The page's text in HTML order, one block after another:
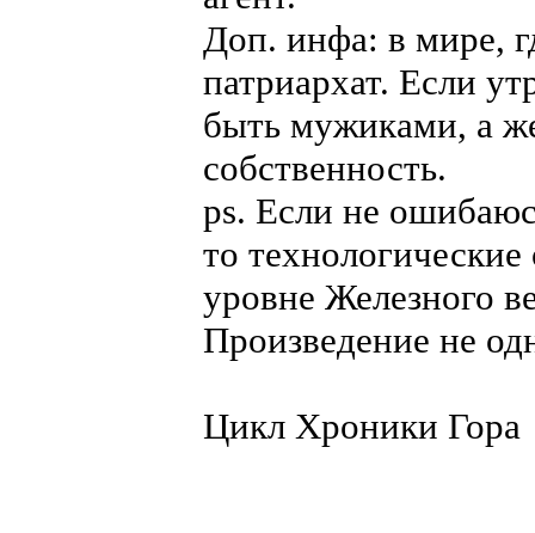
Доп. инфа: в мире,
патриархат. Если
быть мужиками, а
собственность.
ps. Если не
то
уровне Железного
Произведение не
Цикл Хроники Гора